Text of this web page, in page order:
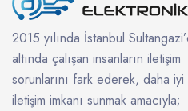
2015 yılında İstanbul
altında çalışan insanların iletişim
sorunlarını fark ederek, daha
iletişim imkanı sunmak amacıyla;